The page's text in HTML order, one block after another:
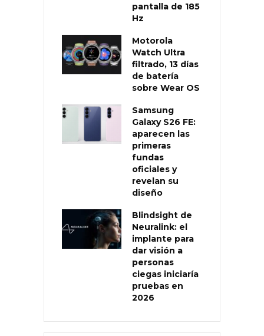
pantalla de 185
Hz
Motorola
Watch Ultra
filtrado, 13 días
de batería
sobre Wear OS
Samsung
Galaxy S26 FE:
aparecen las
primeras
fundas
oficiales y
revelan su
diseño
Blindsight de
Neuralink: el
implante para
dar visión a
personas
ciegas iniciaría
pruebas en
2026